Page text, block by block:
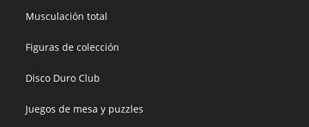
Musculación total
Figuras de colección
Disco Duro Club
Juegos de mesa y puzzles